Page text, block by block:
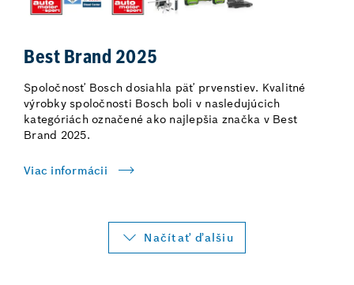
Best Brand 2025
Spoločnosť Bosch dosiahla päť prvenstiev. Kvalitné
výrobky spoločnosti Bosch boli v nasledujúcich
kategóriách označené ako najlepšia značka v Best
Brand 2025.
Viac informácii
Načítať ďalšiu